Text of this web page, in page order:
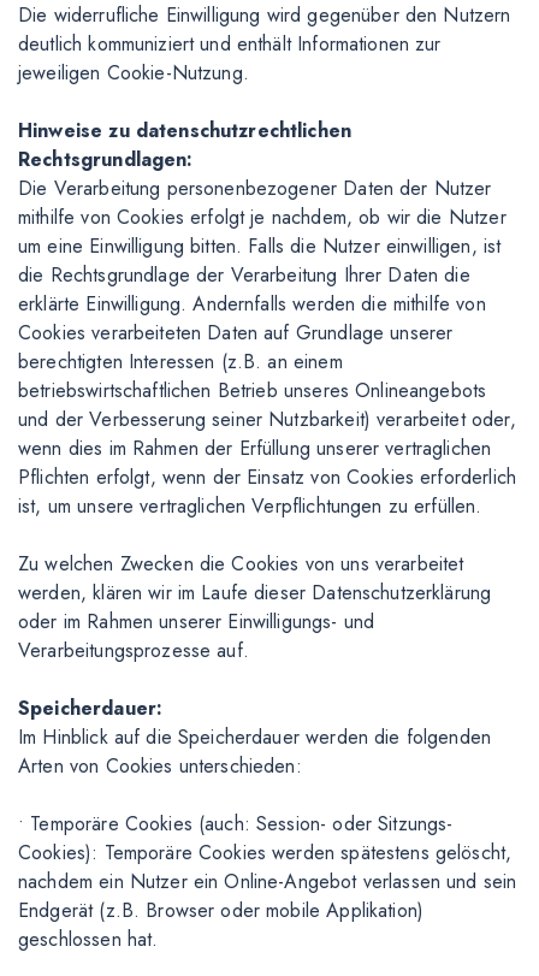
Die widerrufliche Einwilligung wird gegenüber den Nutzern
deutlich kommuniziert und enthält Informationen zur
jeweiligen Cookie-Nutzung.
Hinweise zu datenschutzrechtlichen
Rechtsgrundlagen:
Die Verarbeitung personenbezogener Daten der Nutzer
mithilfe von Cookies erfolgt je nachdem, ob wir die Nutzer
um eine Einwilligung bitten. Falls die Nutzer einwilligen, ist
die Rechtsgrundlage der Verarbeitung Ihrer Daten die
erklärte Einwilligung. Andernfalls werden die mithilfe von
Cookies verarbeiteten Daten auf Grundlage unserer
berechtigten Interessen (z.B. an einem
betriebswirtschaftlichen Betrieb unseres Onlineangebots
und der Verbesserung seiner Nutzbarkeit) verarbeitet oder,
wenn dies im Rahmen der Erfüllung unserer vertraglichen
Pflichten erfolgt, wenn der Einsatz von Cookies erforderlich
ist, um unsere vertraglichen Verpflichtungen zu erfüllen.
Zu welchen Zwecken die Cookies von uns verarbeitet
werden, klären wir im Laufe dieser Datenschutzerklärung
oder im Rahmen unserer Einwilligungs- und
Verarbeitungsprozesse auf.
Speicherdauer:
Im Hinblick auf die Speicherdauer werden die folgenden
Arten von Cookies unterschieden:
• Temporäre Cookies (auch: Session- oder Sitzungs-
Cookies): Temporäre Cookies werden spätestens gelöscht,
nachdem ein Nutzer ein Online-Angebot verlassen und sein
Endgerät (z.B. Browser oder mobile Applikation)
geschlossen hat.